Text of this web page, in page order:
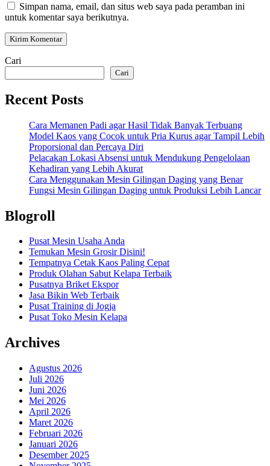
Simpan nama, email, dan situs web saya pada peramban ini
untuk komentar saya berikutnya.
Cari
Cari
Recent Posts
Cara Memanen Padi agar Hasil Tidak Banyak Terbuang
Model Kaos yang Cocok untuk Pria Kurus agar Tampil Lebih
Proporsional dan Percaya Diri
Pelacakan Lokasi Absensi untuk Mendukung Pengelolaan
Kehadiran yang Lebih Akurat
Cara Menggunakan Mesin Gilingan Daging yang Benar
Fungsi Mesin Gilingan Daging untuk Produksi Lebih Lancar
Blogroll
Pusat Mesin Usaha Anda
Temukan Mesin Grosir Disini!
Tempatnya Cetak Kaos Paling Cepat
Produk Olahan Sabut Kelapa Terbaik
Pusatnya Briket Ekspor
Jasa Bikin Web Terbaik
Pusat Training di Jogja
Pusat Toko Mesin Kelapa
Archives
Agustus 2026
Juli 2026
Juni 2026
Mei 2026
April 2026
Maret 2026
Februari 2026
Januari 2026
Desember 2025